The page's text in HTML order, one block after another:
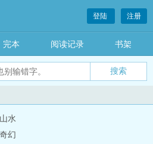
登陆 注册
完本 阅读记录 书架
水
幻